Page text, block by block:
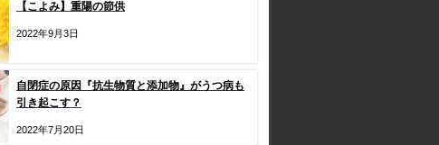
【こよみ】重陽の節供
2022年9月3日
自閉症の原因『抗生物質と添加物』がうつ病も
引き起こす？
2022年7月20日